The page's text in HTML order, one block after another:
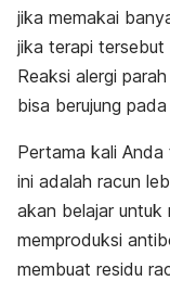
jika memakai
jika terapi tersebut
Reaksi alergi
bisa berujung pada
Pertama kali
ini adalah racun
akan belajar untuk
memproduksi
membuat residu